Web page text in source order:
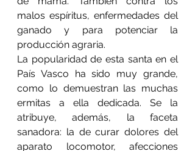
malos espíritus, enfermedades del
ganado y para potenciar la
producción agraria.
La popularidad de esta santa en el
País Vasco ha sido muy grande,
como lo demuestran las muchas
ermitas a ella dedicada. Se la
atribuye, además, la faceta
sanadora: la de curar dolores del
aparato locomotor, afecciones